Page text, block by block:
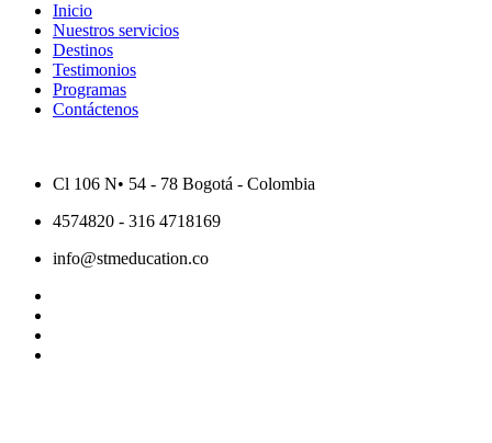
Inicio
Nuestros servicios
Destinos
Testimonios
Programas
Contáctenos
Cl 106 N• 54 - 78 Bogotá - Colombia
4574820 - 316 4718169
info@stmeducation.co